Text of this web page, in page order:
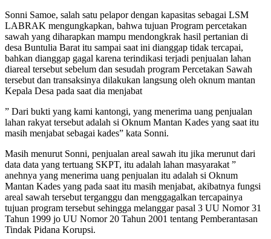
Sonni Samoe, salah satu pelapor dengan kapasitas sebagai LSM
LABRAK mengungkapkan, bahwa tujuan Program percetakan
sawah yang diharapkan mampu mendongkrak hasil pertanian di
desa Buntulia Barat itu sampai saat ini dianggap tidak tercapai,
bahkan dianggap gagal karena terindikasi terjadi penjualan lahan
diareal tersebut sebelum dan sesudah program Percetakan Sawah
tersebut dan transaksinya dilakukan langsung oleh oknum mantan
Kepala Desa pada saat dia menjabat
” Dari bukti yang kami kantongi, yang menerima uang penjualan
lahan rakyat tersebut adalah si Oknum Mantan Kades yang saat itu
masih menjabat sebagai kades” kata Sonni.
Masih menurut Sonni, penjualan areal sawah itu jika merunut dari
data data yang tertuang SKPT, itu adalah lahan masyarakat ”
anehnya yang menerima uang penjualan itu adalah si Oknum
Mantan Kades yang pada saat itu masih menjabat, akibatnya fungsi
areal sawah tersebut terganggu dan menggagalkan tercapainya
tujuan program tersebut sehingga melanggar pasal 3 UU Nomor 31
Tahun 1999 jo UU Nomor 20 Tahun 2001 tentang Pemberantasan
Tindak Pidana Korupsi.